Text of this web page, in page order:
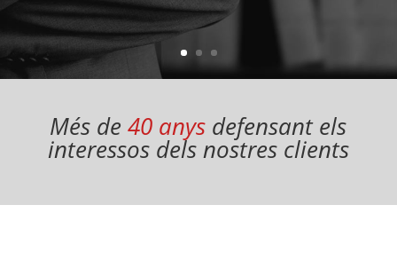
Més de40 anys defensant els
interessos dels nostres clients